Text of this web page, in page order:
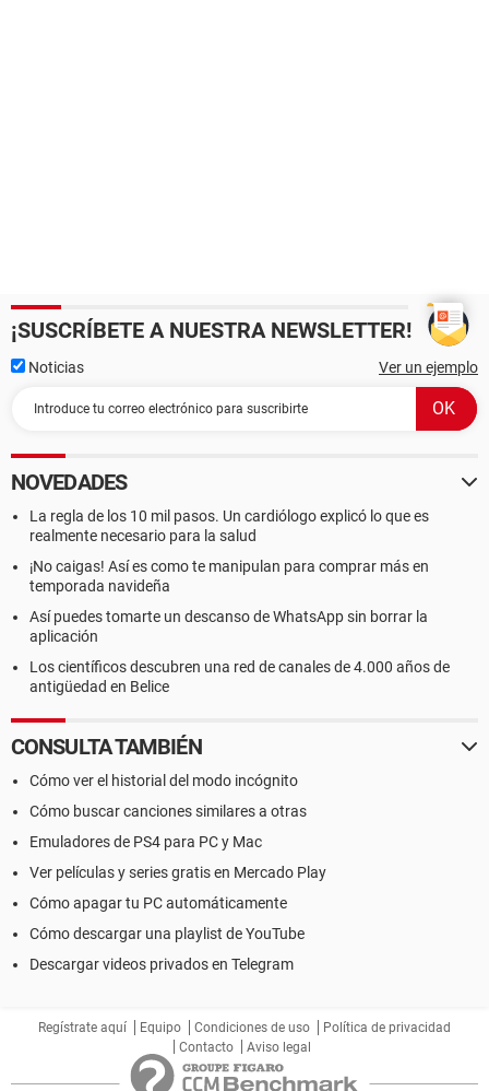
¡SUSCRÍBETE A NUESTRA NEWSLETTER!
Noticias Ver un ejemplo
NOVEDADES
La regla de los 10 mil pasos. Un cardiólogo explicó lo que es
realmente necesario para la salud
¡No caigas! Así es como te manipulan para comprar más en
temporada navideña
Así puedes tomarte un descanso de WhatsApp sin borrar la
aplicación
Los científicos descubren una red de canales de 4.000 años de
antigüedad en Belice
CONSULTA TAMBIÉN
Cómo ver el historial del modo incógnito
Cómo buscar canciones similares a otras
Emuladores de PS4 para PC y Mac
Ver películas y series gratis en Mercado Play
Cómo apagar tu PC automáticamente
Cómo descargar una playlist de YouTube
Descargar videos privados en Telegram
Regístrate aquí Equipo Condiciones de uso
Política de privacidad
Contacto
Aviso legal